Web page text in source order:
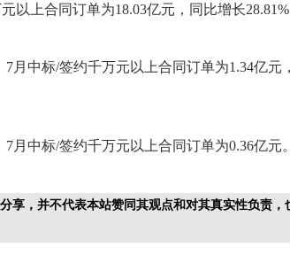
上合同订单为18.03亿元，同比增长28.81%
中标/签约千万元以上合同订单为1.34亿元
中标/签约千万元以上合同订单为0.36亿元。
，并不代表本站赞同其观点和对其真实性负责